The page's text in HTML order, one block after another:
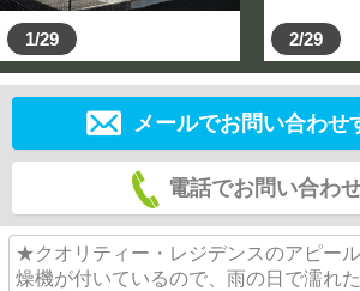
1/29 2/29
メールでお問い合わせ
電話でお問い合わ
★クオリティー・レジデンスのアピー
燥機が付いているので、雨の日で濡れ